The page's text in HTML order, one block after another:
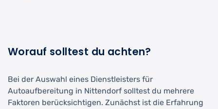
Worauf solltest du achten?
Bei der Auswahl eines Dienstleisters für
Autoaufbereitung in Nittendorf solltest du mehrere
Faktoren berücksichtigen. Zunächst ist die Erfahrung